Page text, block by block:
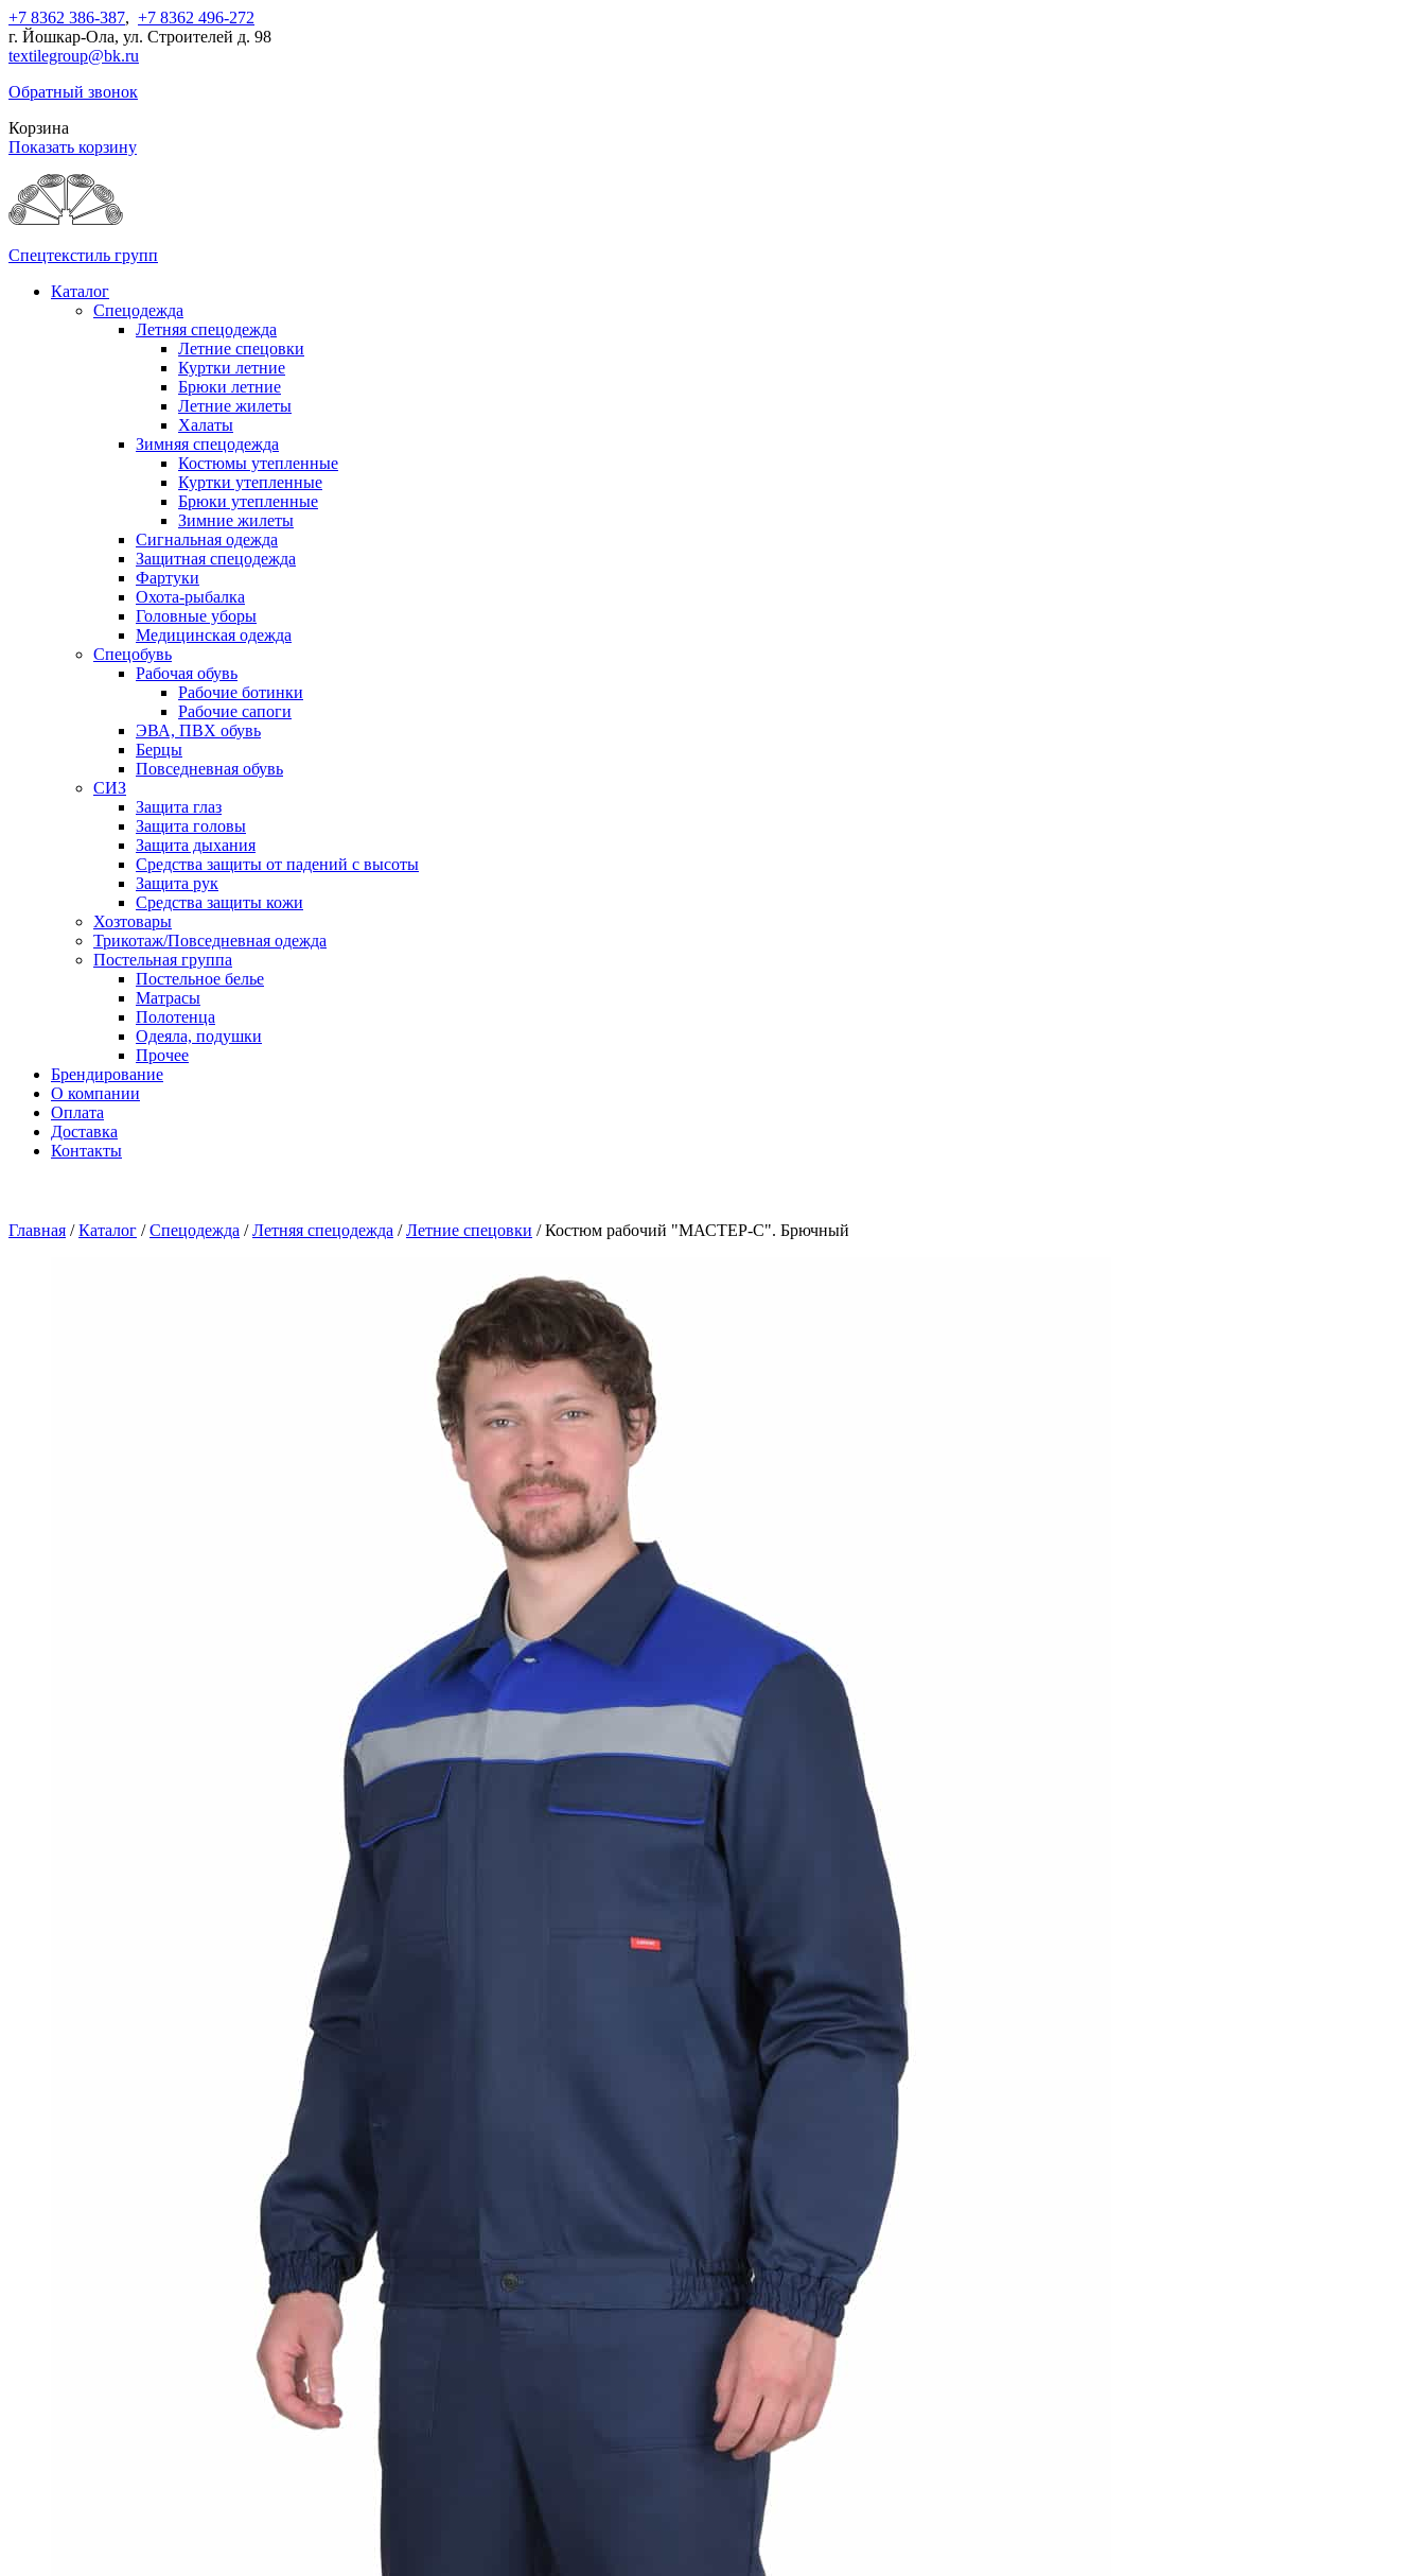
+7 8362 386-387, +7 8362 496-272
г. Йошкар-Ола, ул. Строителей д. 98
textilegroup@bk.ru
Обратный звонок
Корзина
Показать корзину
Спецтекстиль групп
Каталог
Спецодежда
Летняя спецодежда
Летние спецовки
Куртки летние
Брюки летние
Летние жилеты
Халаты
Зимняя спецодежда
Костюмы утепленные
Куртки утепленные
Брюки утепленные
Зимние жилеты
Сигнальная одежда
Защитная спецодежда
Фартуки
Охота-рыбалка
Головные уборы
Медицинская одежда
Спецобувь
Рабочая обувь
Рабочие ботинки
Рабочие сапоги
ЭВА, ПВХ обувь
Берцы
Повседневная обувь
СИЗ
Защита глаз
Защита головы
Защита дыхания
Средства защиты от падений с высоты
Защита рук
Средства защиты кожи
Хозтовары
Трикотаж/Повседневная одежда
Постельная группа
Постельное белье
Матрасы
Полотенца
Одеяла, подушки
Прочее
Брендирование
О компании
Оплата
Доставка
Контакты
Главная / Каталог / Спецодежда / Летняя спецодежда / Летние спецовки / Костюм рабочий "МАСТЕР-С". Брючный